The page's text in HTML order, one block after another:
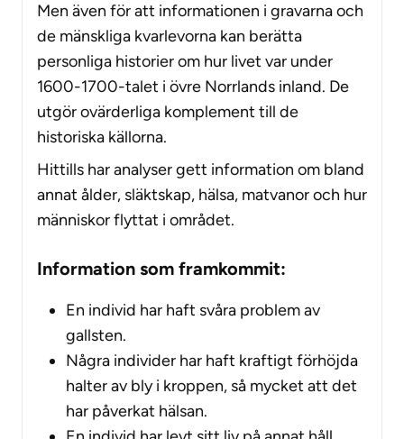
Men även för att informationen i gravarna och
de mänskliga kvarlevorna kan berätta
personliga historier om hur livet var under
1600-1700-talet i övre Norrlands inland. De
utgör ovärderliga komplement till de
historiska källorna.
Hittills har analyser gett information om bland
annat ålder, släktskap, hälsa, matvanor och hur
människor flyttat i området.
Information som framkommit:
En individ har haft svåra problem av
gallsten.
Några individer har haft kraftigt förhöjda
halter av bly i kroppen, så mycket att det
har påverkat hälsan.